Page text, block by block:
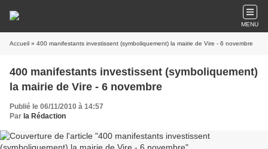
MENU
Accueil » 400 manifestants investissent (symboliquement) la mairie de Vire - 6 novembre
400 manifestants investissent (symboliquement)
la mairie de Vire - 6 novembre
Publié le 06/11/2010 à 14:57
Par la Rédaction